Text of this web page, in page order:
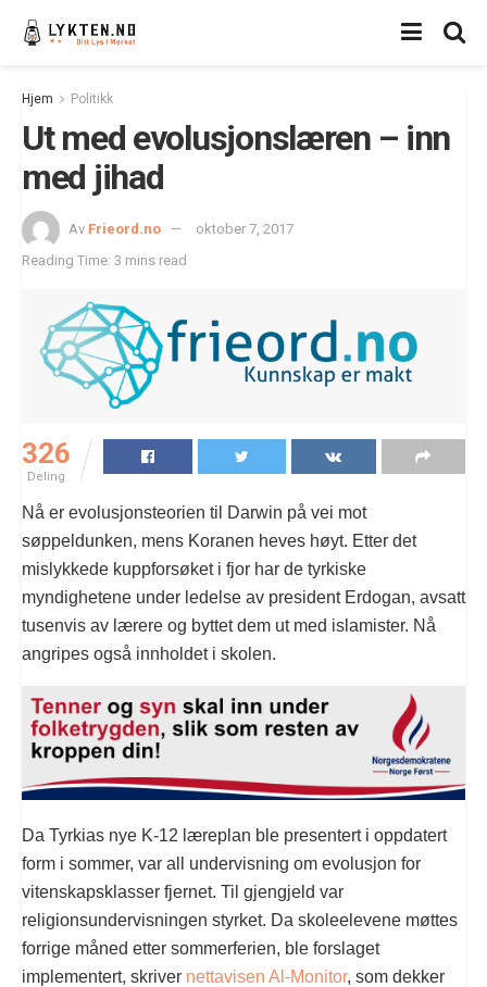
Hjem Politikk
Ut med evolusjonslæren – inn
med jihad
Av Frieord.no
oktober 7, 2017
Reading Time: 3 mins read
326
Deling
Nå er evolusjonsteorien til Darwin på vei mot
søppeldunken, mens Koranen heves høyt. Etter det
mislykkede kuppforsøket i fjor har de tyrkiske
myndighetene under ledelse av president Erdogan, avsatt
tusenvis av lærere og byttet dem ut med islamister. Nå
angripes også innholdet i skolen.
Da Tyrkias nye K-12 læreplan ble presentert i oppdatert
form i sommer, var all undervisning om evolusjon for
vitenskapsklasser fjernet. Til gjengjeld var
religionsundervisningen styrket. Da skoleelevene møttes
forrige måned etter sommerferien, ble forslaget
implementert, skriver nettavisen Al-Monitor, som dekker